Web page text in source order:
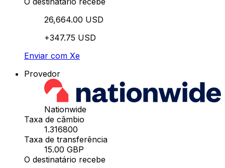
26,664.00 USD
+347.75 USD
Enviar com Xe
Provedor
Nationwide
Taxa de câmbio
1.316800
Taxa de transferência
15.00 GBP
O destinatário recebe